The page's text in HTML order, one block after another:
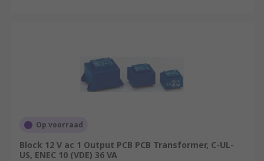
Op voorraad
Block 12 V ac 1 Output PCB PCB Transformer, C-UL-
US, ENEC 10 (VDE) 36 VA